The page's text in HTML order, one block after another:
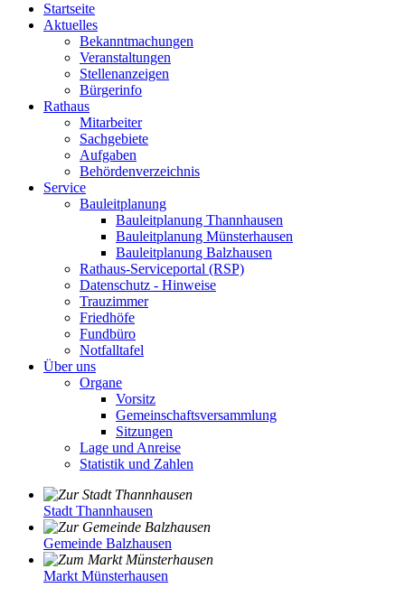
Startseite
Aktuelles
Bekanntmachungen
Veranstaltungen
Stellenanzeigen
Bürgerinfo
Rathaus
Mitarbeiter
Sachgebiete
Aufgaben
Behördenverzeichnis
Service
Bauleitplanung
Bauleitplanung Thannhausen
Bauleitplanung Münsterhausen
Bauleitplanung Balzhausen
Rathaus-Serviceportal (RSP)
Datenschutz - Hinweise
Trauzimmer
Friedhöfe
Fundbüro
Notfalltafel
Über uns
Organe
Vorsitz
Gemeinschaftsversammlung
Sitzungen
Lage und Anreise
Statistik und Zahlen
Stadt Thannhausen
Gemeinde Balzhausen
Markt Münsterhausen